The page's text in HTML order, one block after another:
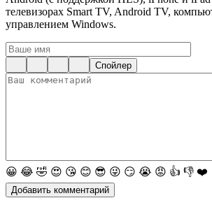
телевизорах Smart TV, Android TV,
управлением Windows.
Спойлер
😀 😂 🤣 😍 😘 😊 😎 😜 😏 😭 😡 👍 👎 ❤️